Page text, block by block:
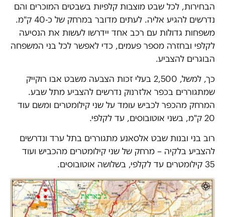
הבחירות, לכל שבט מוצבות קלפיות בשבטים המוכרים והם
נדרשים להגיע אליה. לעתים מדובר במרחק של כ-40 ק"מ.
משפחות גדולות עם רכב אחד יידרשו לעשות את הנסיעה
לקלפי ובחזרה מספר פעמים, כדי לאפשר לכל בני המשפחה
הבוגרים להצביע.
כך, למשל, 2,500 בעלי זכות הצבעה משבט אבו רוקייק
שמתגוררים בכפר אלזרנוק נדרשים להצביע מתל שבע.
המרחק מהכפר לכביש עומד על שני קילומטרים ומשם עוד
20 ק"מ, בשני אוטובוסים, עד לקלפי.
רוב בני ובנות שבט אלסאנע מתגוררים בתל ערד ונדרשים
להצביע בלקיה – מרחק של שני קילומטרים מהכביש ועוד
35 קילומטרים עד לקלפי, בשלושה אוטובוסים.